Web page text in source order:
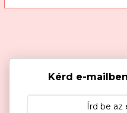
Kérd e-